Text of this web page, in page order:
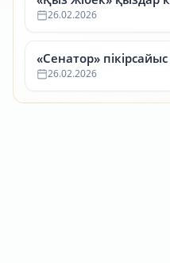
26.02.2026
«Сенатор»
26.02.2026